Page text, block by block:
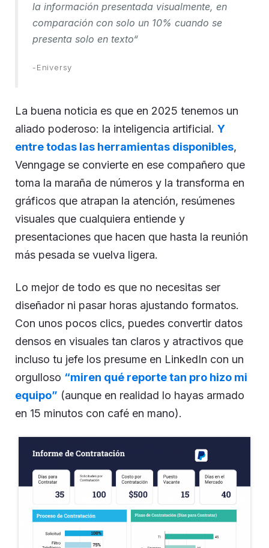
la información presentada visualmente, en
comparación con solo un 10% cuando se
presenta solo en texto“
-Eniversy
La buena noticia es que en 2025 tenemos un
aliado poderoso: la inteligencia artificial. Y
entre todas las herramientas disponibles,
Venngage se convierte en ese compañero que
toma la maraña de números y la transforma en
gráficos que atrapan la atención, resúmenes
visuales que cualquiera entiende y
presentaciones que hacen que hasta la reunión
más pesada se vuelva ligera.
Lo mejor de todo es que no necesitas ser
diseñador ni pasar horas ajustando formatos.
Con unos pocos clics, puedes convertir datos
densos en visuales tan claros y atractivos que
incluso tu jefe los presume en LinkedIn con un
orgulloso “miren qué reporte tan pro hizo mi
equipo” (aunque en realidad lo hayas armado
en 15 minutos con café en mano).